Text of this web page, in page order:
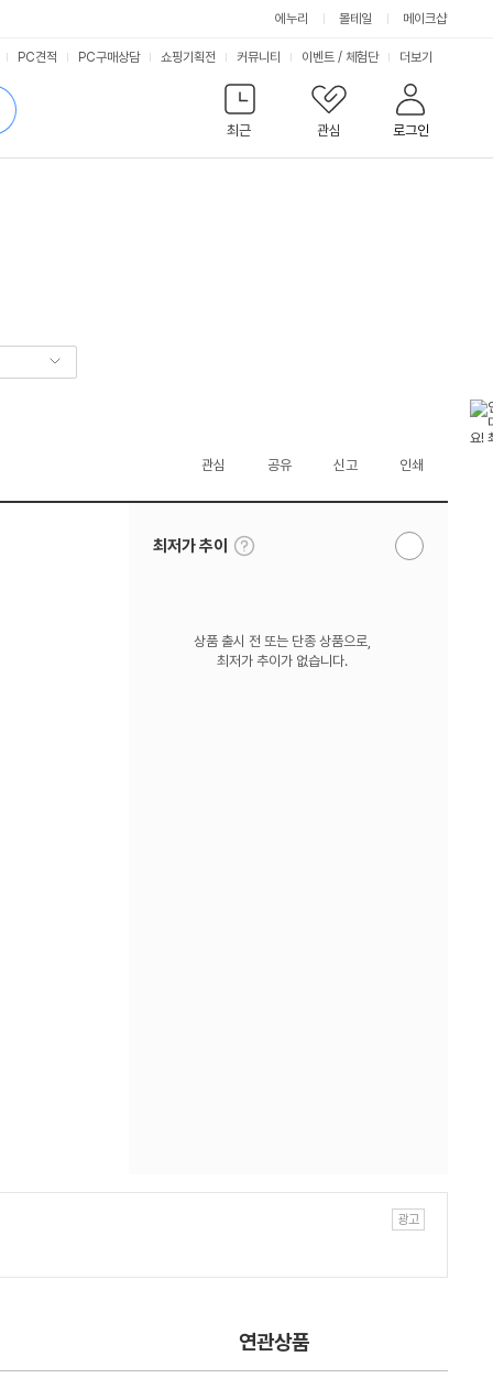
에누리 몰테일 메이크샵
최근
관심 로그인
PC견적 PC구매상담 쇼핑기획전 커뮤니티 이벤트 / 체험단 서
비
스
더보기
관심 공유 신고 인쇄
최저가 추이
툴
팁
알
상품 출시 전 또는 단종 상품으로,
최저가 추이가 없습니다.
연관상품